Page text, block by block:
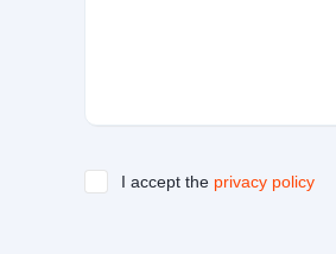
I accept the privacy policy